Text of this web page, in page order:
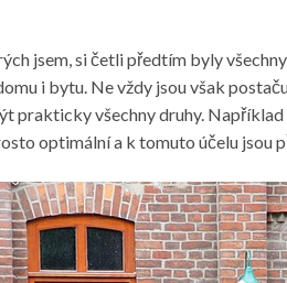
jsem, si četli předtím byly
i bytu. Ne vždy jsou však
prakticky všechny druhy. Například
optimální a k tomuto účelu jsou